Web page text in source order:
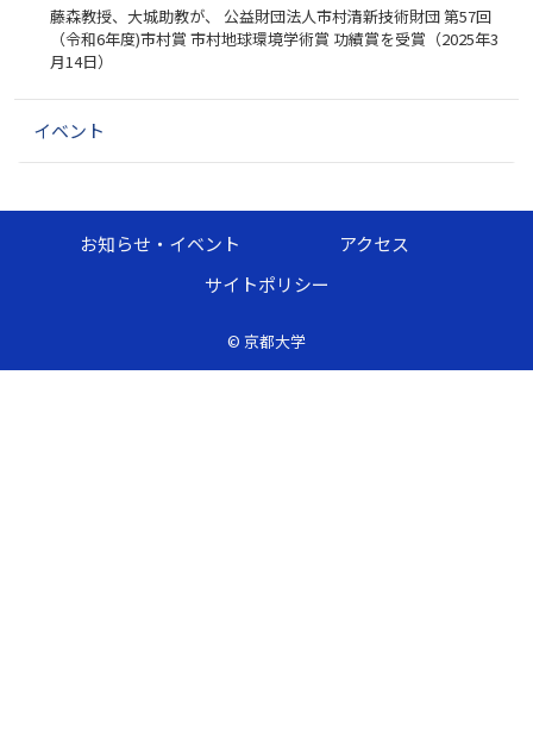
藤森教授、大城助教が、 公益財団法人市村清新技術財団 第57回
（令和6年度)市村賞 市村地球環境学術賞 功績賞を受賞（2025年3
月14日）
イベント
© 京都大学
お知らせ・イベント
アクセス
サイトポリシー